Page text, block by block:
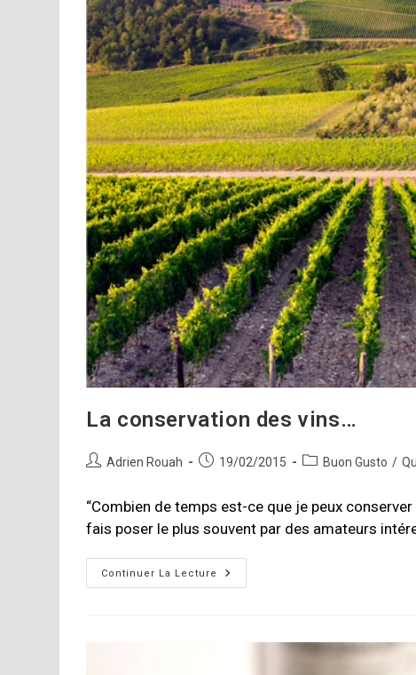
La conservation des vins…
Auteur/autrice
la
publication :
Adrien Rouah
Publication
19/02/2015
PostBuon Gusto /
“Combien de temps est-ce que je peux
fais poser le plus souvent par des amateurs
Continuer La Lecture
La
Conservation